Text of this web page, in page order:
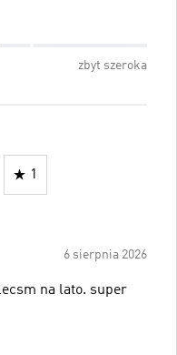
zbyt szeroka
1
6 sierpnia 2026
na lato. super